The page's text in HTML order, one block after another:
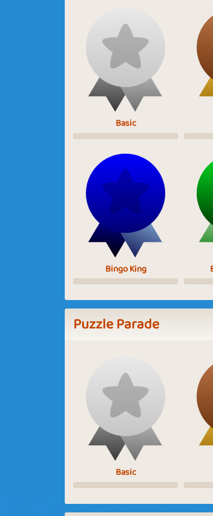
Basic
Bingo King
Puzzle Parade
Basic